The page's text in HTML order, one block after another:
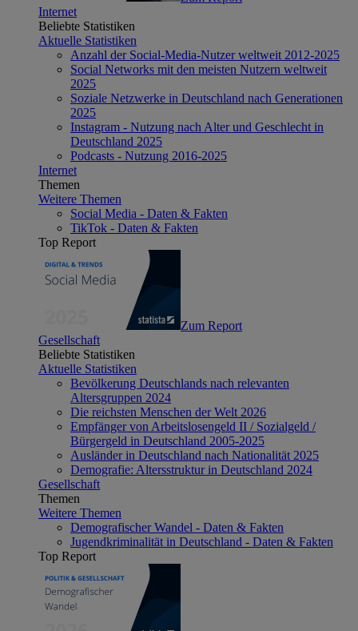
Internet
Beliebte Statistiken
Aktuelle Statistiken
Anzahl der Social-Media-Nutzer weltweit 2012-2025
Social Networks mit den meisten Nutzern weltweit
2025
Soziale Netzwerke in Deutschland nach Generationen
2025
Instagram - Nutzung nach Alter und Geschlecht in
Deutschland 2025
Podcasts - Nutzung 2016-2025
Internet
Themen
Weitere Themen
Social Media - Daten & Fakten
TikTok - Daten & Fakten
Top Report
Zum Report
Gesellschaft
Beliebte Statistiken
Aktuelle Statistiken
Bevölkerung Deutschlands nach relevanten
Altersgruppen 2024
Die reichsten Menschen der Welt 2026
Empfänger von Arbeitslosengeld II / Sozialgeld /
Bürgergeld in Deutschland 2005-2025
Ausländer in Deutschland nach Nationalität 2025
Demografie: Altersstruktur in Deutschland 2024
Gesellschaft
Themen
Weitere Themen
Demografischer Wandel - Daten & Fakten
Jugendkriminalität in Deutschland - Daten & Fakten
Top Report